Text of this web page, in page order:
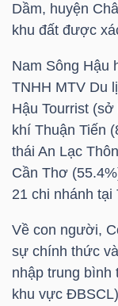
Dầm, huyện
khu đất được
Nam Sông Hậu
TNHH MTV Du
Hậu Tourrist
khí Thuận Tiến
thái An Lạc
Cần Thơ
21 chi nhánh tại
Về con người,
sự chính thức
nhập trung bình
khu vực
NGHỆ
THÔNG
TIN
DỊCH
VỤ
TRUYỀN